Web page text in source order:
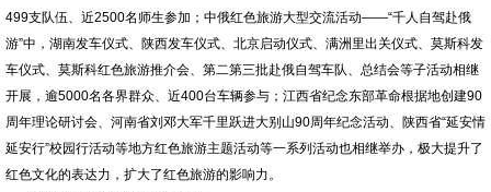
499支队伍、近2500名师生参加；中俄红色旅游大型交流活动——“千人自驾赴俄
游”中，湖南发车仪式、陕西发车仪式、北京启动仪式、满洲里出关仪式、莫斯科发
车仪式、莫斯科红色旅游推介会、第二第三批赴俄自驾车队、总结会等子活动相继
开展，逾5000名各界群众、近400台车辆参与；江西省纪念东部革命根据地创建90
周年理论研讨会、河南省刘邓大军千里跃进大别山90周年纪念活动、陕西省“延安情
延安行”校园行活动等地方红色旅游主题活动等一系列活动也相继举办，极大提升了
红色文化的表达力，扩大了红色旅游的影响力。